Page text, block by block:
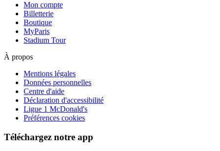
Mon compte
Billetterie
Boutique
MyParis
Stadium Tour
À propos
Mentions légales
Données personnelles
Centre d'aide
Déclaration d'accessibilité
Ligue 1 McDonald's
Préférences cookies
Téléchargez notre app